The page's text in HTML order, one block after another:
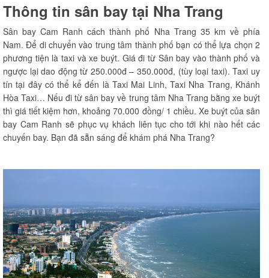
Thông tin sân bay tại Nha Trang
Sân bay Cam Ranh cách thành phố Nha Trang 35 km về phía
Nam. Để di chuyển vào trung tâm thành phố bạn có thể lựa chọn 2
phương tiện là taxi và xe buýt. Giá đi từ Sân bay vào thành phố và
ngược lại dao động từ 250.000đ – 350.000đ, (tùy loại taxi). Taxi uy
tín tại đây có thể kể đến là Taxi Mai Linh, Taxi Nha Trang, Khánh
Hòa Taxi… Nếu đi từ sân bay về trung tâm Nha Trang bằng xe buýt
thì giá tiết kiệm hơn, khoảng 70.000 đồng/ 1 chiều. Xe buýt của sân
bay Cam Ranh sẽ phục vụ khách liên tục cho tới khi nào hết các
chuyến bay. Bạn đã sẵn sáng để khám phá Nha Trang?